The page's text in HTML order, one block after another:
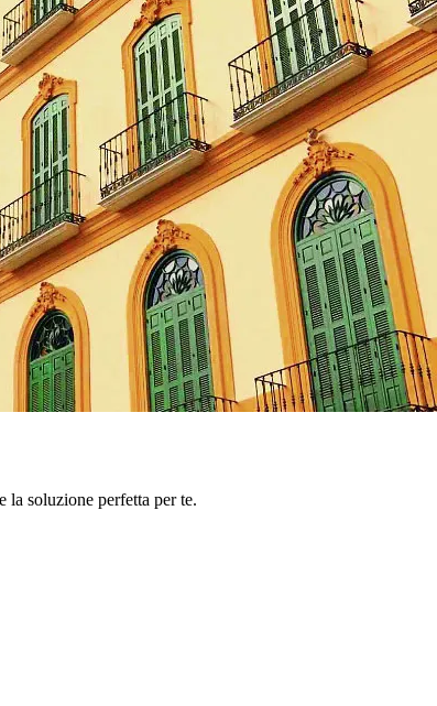
la soluzione perfetta per te.